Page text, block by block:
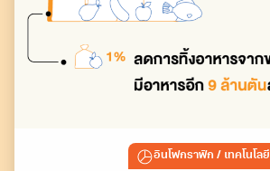
อินโฟกราฟิก / เทคโนโลยี